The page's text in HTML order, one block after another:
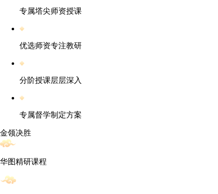
专属塔尖师资授课
优选师资专注教研
分阶授课层层深入
专属督学制定方案
金领决胜
华图精研课程